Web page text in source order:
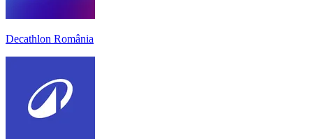
Decathlon România